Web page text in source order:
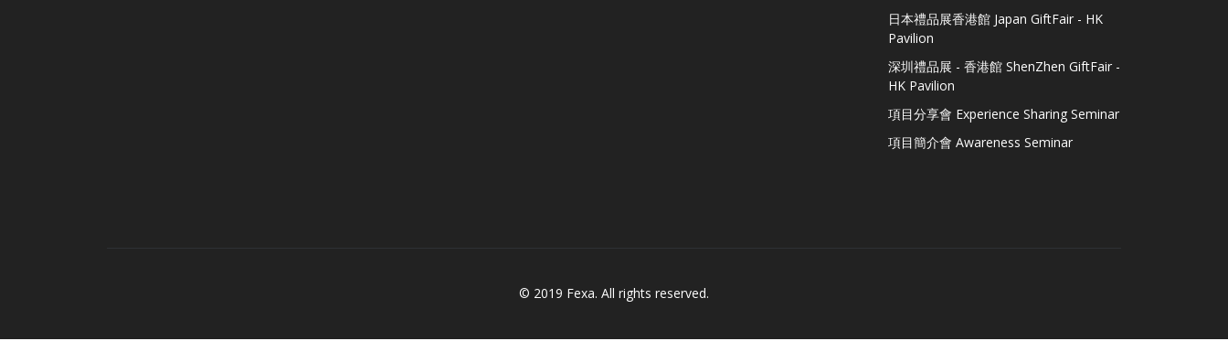
日本禮品展香港館 Japan GiftFair - HK
Pavilion
深圳禮品展 - 香港館 ShenZhen GiftFair -
HK Pavilion
項目分享會 Experience Sharing Seminar
項目簡介會 Awareness Seminar
© 2019 Fexa. All rights reserved.